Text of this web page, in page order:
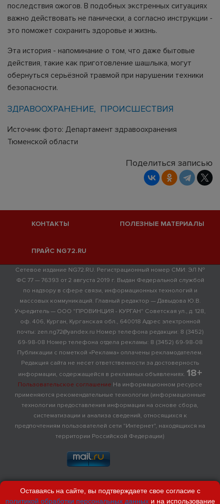
последствия ожогов. В подобных экстренных ситуациях
важно действовать не панически, а согласно инструкции -
это поможет сохранить здоровье и жизнь.
Эта история - напоминание о том, что даже бытовые
действия, такие как приготовление шашлыка, могут
обернуться серьёзной травмой при нарушении техники
безопасности.
ЗДРАВООХРАНЕНИЕ ПРОИСШЕСТВИЯ
Источник фото: Департамент здравоохранения
Тюменской области
Поделиться записью
КОНТАКТЫ ПОЛЕЗНЫЕ МАТЕРИАЛЫ
ПРАЙС NG72.RU
Сетевое издание NG72.RU. Регистрационный номер СМИ: ЭЛ №
ФС 77 — 76393 от 2 августа 2019 г. Выдан Федеральной службой
по надзору в сфере связи, информационных технологий и
массовых коммуникаций. Главный редактор — Давыдова Ю.В.
Учредитель — ООО "ПРОВИНЦИЯ - КУРГАН" Советская ул., д. 128,
оф. 406, Курган, Курганская обл., 640018 Адрес электронной
почты: zen.ng72@yandex.ru Номер телефона редакции: 8 (3452)
69-98-08 Номер телефона отдела рекламы: 8 (3452) 69-98-08
Публикации с пометкой «Реклама» оплачены рекламодателем.
Редакция сайта не несет ответственности за достоверность
информации, содержащейся в рекламных объявлениях. 18+
Пользовательское соглашение На информационном ресурсе
применяются рекомендательные технологии (информационные
технологии предоставления информации на основе сбора,
систематизации и анализа сведений, относящихся к
предпочтениям пользователей сети "Интернет", находящихся на
территории Российской Федерации)
Оставаясь на сайте, вы подтверждаете свое согласие с
политикой обработки персональных данныхи на использование